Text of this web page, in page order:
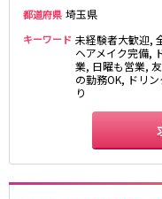
都道府県 埼玉県
キーワード 未経験者大歓迎,
ヘアメイク完備,
業, 日曜も営業,
の勤務OK, ドリ
り
千葉県
千葉
市原・木更津・君津
成田・四街道・香取
品川駅
駒込駅
高田馬場駅
西日暮里駅
目黒駅
東京メトロ丸ノ内線